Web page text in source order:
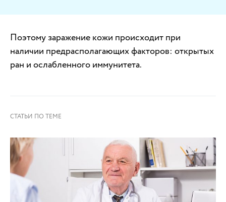
Поэтому заражение кожи происходит при
наличии предрасполагающих факторов: открытых
ран и ослабленного иммунитета.